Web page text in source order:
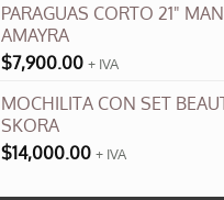
PARAGUAS CORTO 21"
AMAYRA
$7,900.00 + IVA
MOCHILITA CON SET
SKORA
$14,000.00 + IVA